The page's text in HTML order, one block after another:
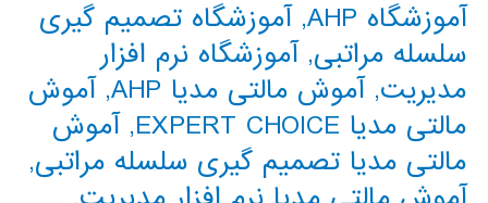
آموزشگاه AHP
,آموزشگاه تصمیم گیری
سلسله مراتبی,آموزشگاه نرم افزار
مدیریت,آموش مالتی مدیا AHP ,آموش
مالتی مدیا EXPERT CHOICE
,آموش
مالتی مدیا تصمیم گیری سلسله مراتبی,